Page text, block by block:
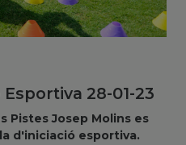
28-01-23
Pistes Josep Molins es
d'iniciació esportiva.